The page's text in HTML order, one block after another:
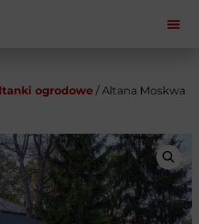
ogrodowe / Altana Moskwa